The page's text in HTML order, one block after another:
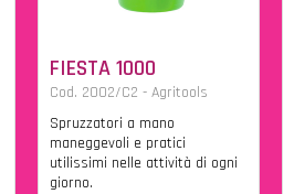
FIESTA 1000
Cod. 2002/C2 - Agritools
Spruzzatori a mano
maneggevoli e pratici
utilissimi nelle attività di ogni
giorno.